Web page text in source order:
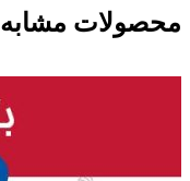
محصولات مشابه